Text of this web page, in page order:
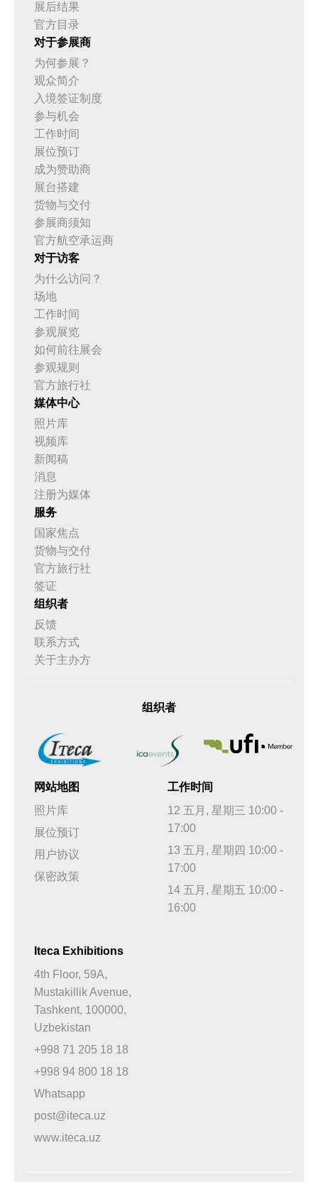
展后结果
官方目录
对于参展商
为何参展？
观众简介
入境签证制度
参与机会
工作时间
展位预订
成为赞助商
展台搭建
货物与交付
参展商须知
官方航空承运商
对于访客
为什么访问？
场地
工作时间
参观展览
如何前往展会
参观规则
官方旅行社
媒体中心
照片库
视频库
新闻稿
消息
注册为媒体
服务
国家焦点
货物与交付
官方旅行社
签证
组织者
反馈
联系方式
关于主办方
组织者
网站地图
照片库
展位预订
用户协议
保密政策
工作时间
12 五月, 星期三 10:00 -
17:00
13 五月, 星期四 10:00 -
17:00
14 五月, 星期五 10:00 -
16:00
Iteca Exhibitions
4th Floor, 59A,
Mustakillik Avenue,
Tashkent, 100000,
Uzbekistan
+998 71 205 18 18
+998 94 800 18 18
Whatsapp
post@iteca.uz
www.iteca.uz